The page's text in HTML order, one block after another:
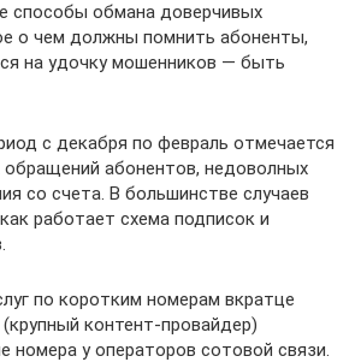
способы обмана доверчивых
о чем должны помнить абоненты,
на удочку мошенников — быть
с декабря по февраль отмечается
обращений абонентов, недоволных
со счета. В большинстве случаев
работает схема подписок и
по коротким номерам вкратце
(крупный контент-провайдер)
номера у операторов сотовой связи.